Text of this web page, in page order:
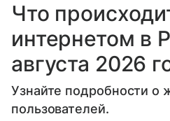
Что
интернетом в
августа 2026
Узнайте подробности о
пользователей.